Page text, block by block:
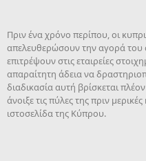
Πριν ένα χρόνο περίπου, οι
απελευθερώσουν την αγορά του
επιτρέψουν στις εταιρείες
απαραίτητη άδεια να
διαδικασία αυτή βρίσκεται
άνοιξε τις πύλες της πριν
ιστοσελίδα της Κύπρου.